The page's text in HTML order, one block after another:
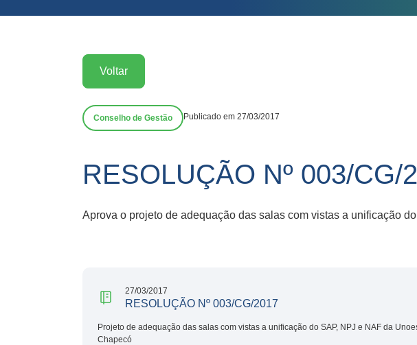
Voltar
Conselho de Gestão Publicado em 27/03/2017
RESOLUÇÃO Nº 003/CG/
Aprova o projeto de adequação das salas com vistas a unificação
27/03/2017
RESOLUÇÃO Nº 003/CG/2017
Projeto de adequação das salas com vistas a unificação do SAP, NPJ e NAF da
Chapecó